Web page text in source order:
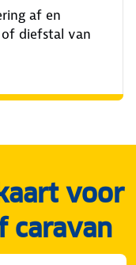
af en
diefstal van
voor
caravan